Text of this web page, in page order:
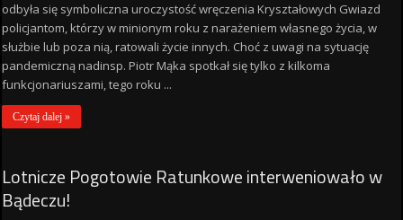
odbyła się symboliczna uroczystość wręczenia Kryształowych Gwiazd
policjantom, którzy w minionym roku z narażeniem własnego życia, w
służbie lub poza nią, ratowali życie innych. Choć z uwagi na sytuację
pandemiczną nadinsp. Piotr Mąka spotkał się tylko z kilkoma
funkcjonariuszami, tego roku ...
Czytaj dalej »
Lotnicze Pogotowie Ratunkowe interweniowało w
Bądeczu!